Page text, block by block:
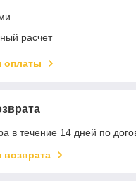
расчет
оплаты
в течение 14 дней по
возврата